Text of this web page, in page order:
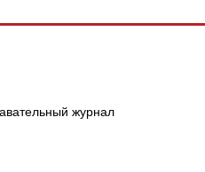
журнал